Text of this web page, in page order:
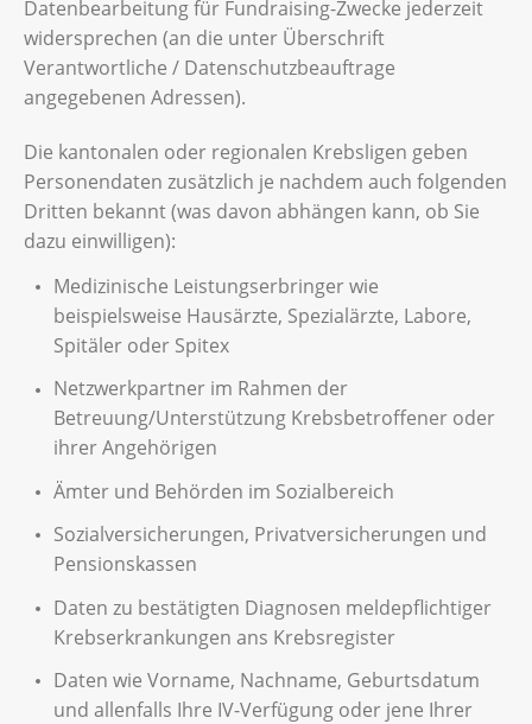
Datenbearbeitung für Fundraising-Zwecke jederzeit
widersprechen (an die unter Überschrift
Verantwortliche / Datenschutzbeauftrage
angegebenen Adressen).
Die kantonalen oder regionalen Krebsligen geben
Personendaten zusätzlich je nachdem auch folgenden
Dritten bekannt (was davon abhängen kann, ob Sie
dazu einwilligen):
Medizinische Leistungserbringer wie
beispielsweise Hausärzte, Spezialärzte, Labore,
Spitäler oder Spitex
Netzwerkpartner im Rahmen der
Betreuung/Unterstützung Krebsbetroffener oder
ihrer Angehörigen
Ämter und Behörden im Sozialbereich
Sozialversicherungen, Privatversicherungen und
Pensionskassen
Daten zu bestätigten Diagnosen meldepflichtiger
Krebserkrankungen ans Krebsregister
Daten wie Vorname, Nachname, Geburtsdatum
und allenfalls Ihre IV-Verfügung oder jene Ihrer